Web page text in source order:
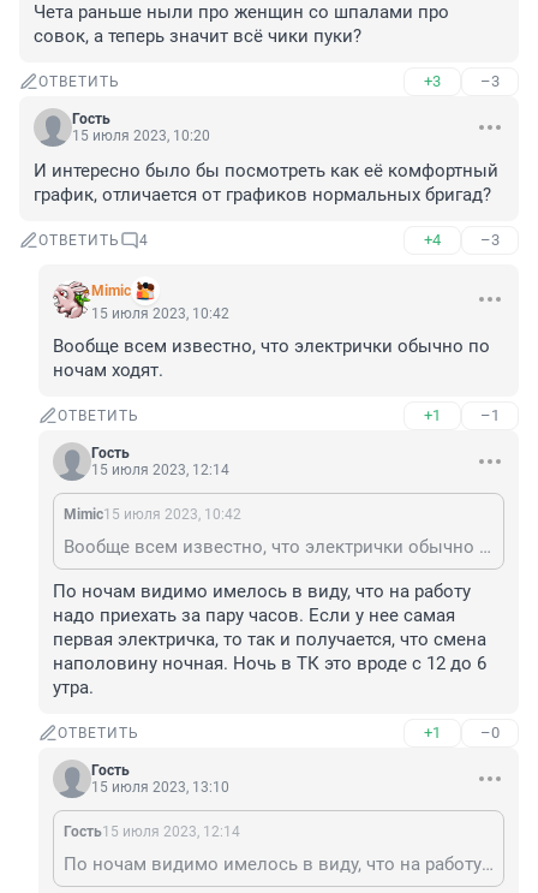
Чета раньше ныли про женщин со шпалами про
совок, а теперь значит всё чики пуки?
ОТВЕТИТЬ +3 –3
Гость
15 июля 2023, 10:20
И интересно было бы посмотреть как её комфортный
график, отличается от графиков нормальных бригад?
ОТВЕТИТЬ 4 +4 –3
Mimic
15 июля 2023, 10:42
Вообще всем известно, что электрички обычно по
ночам ходят.
ОТВЕТИТЬ +1 –1
Гость
15 июля 2023, 12:14
Mimic15 июля 2023, 10:42
Вообще всем известно, что электрички обычно по ночам ходят.
По ночам видимо имелось в виду, что на работу
надо приехать за пару часов. Если у нее самая
первая электричка, то так и получается, что смена
наполовину ночная. Ночь в ТК это вроде с 12 до 6
утра.
ОТВЕТИТЬ +1 –0
Гость
15 июля 2023, 13:10
Гость15 июля 2023, 12:14
По ночам видимо имелось в виду, что на работу надо приехать за пару часов. Если у нее самая первая электричка, то так и получается, что смена наполовину ночная. Ночь в ТК это вроде с 12 до 6 утра.